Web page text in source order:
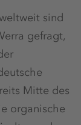
sind
gefragt,
Mitte des
organische